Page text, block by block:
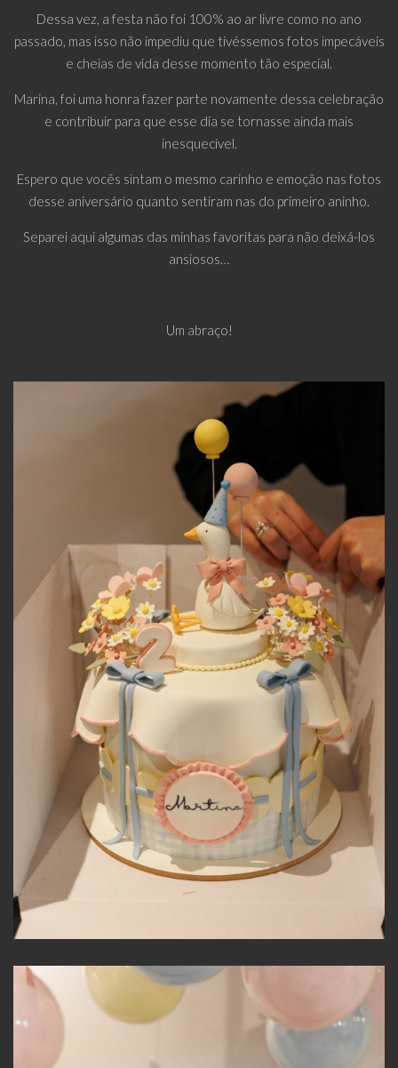
Dessa vez, a festa não foi 100% ao ar livre como no ano
passado, mas isso não impediu que tivéssemos fotos impecáveis
e cheias de vida desse momento tão especial.
Marina, foi uma honra fazer parte novamente dessa celebração
e contribuir para que esse dia se tornasse ainda mais
inesquecível.
Espero que vocês sintam o mesmo carinho e emoção nas fotos
desse aniversário quanto sentiram nas do primeiro aninho.
Separei aqui algumas das minhas favoritas para não deixá-los
ansiosos…
Um abraço!